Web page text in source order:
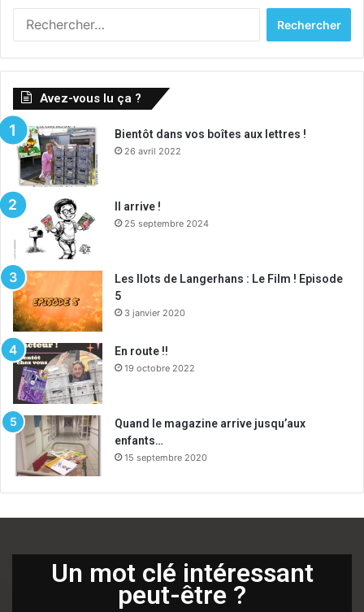
h
h
Avez-vous lu ça ?
Bientôt dans vos boîtes aux lettres !
26 avril 2022
Il arrive !
25 septembre 2024
Les Ilots de Langerhans : Le Film ! Episode
5
3 janvier 2020
En route !!
19 octobre 2022
Quand le magazine arrive jusqu’aux
enfants…
15 septembre 2020
Un mot clé intéressant
peut-être ?